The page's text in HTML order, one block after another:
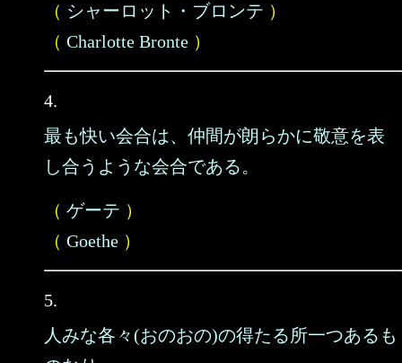
（ シャーロット・ブロンテ ）
（ Charlotte Bronte ）
4.
最も快い会合は、仲間が朗らかに敬意を表
し合うような会合である。
（ ゲーテ ）
（ Goethe ）
5.
人みな各々(おのおの)の得たる所一つあるも